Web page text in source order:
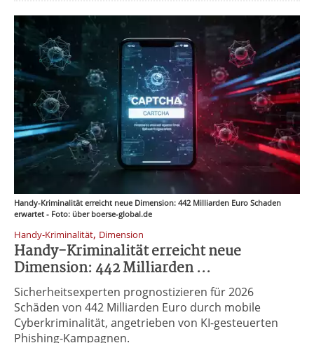
Handy-Kriminalität erreicht neue Dimension: 442 Milliarden Euro Schaden
erwartet - Foto: über boerse-global.de
Handy-Kriminalität, Dimension
Handy-Kriminalität erreicht neue
Dimension: 442 Milliarden ...
Sicherheitsexperten prognostizieren für 2026
Schäden von 442 Milliarden Euro durch mobile
Cyberkriminalität, angetrieben von KI-gesteuerten
Phishing-Kampagnen.